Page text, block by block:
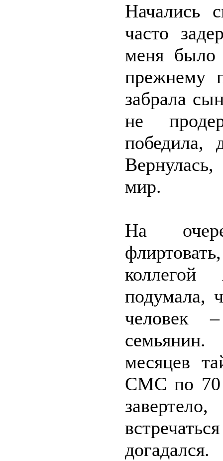
Начались
часто
меня
прежнему
забрала
не
победила,
мир.
На
подумала,
человек
месяцев
СМС по 70
догадался.